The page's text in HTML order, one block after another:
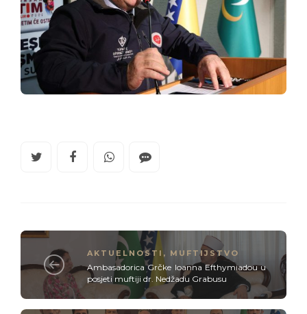
AKTUELNOSTI , MUFTIJSTVO
Ambasadorica Grčke Ioanna Efthymiadou u
posjeti muftiji dr. Nedžadu Grabusu